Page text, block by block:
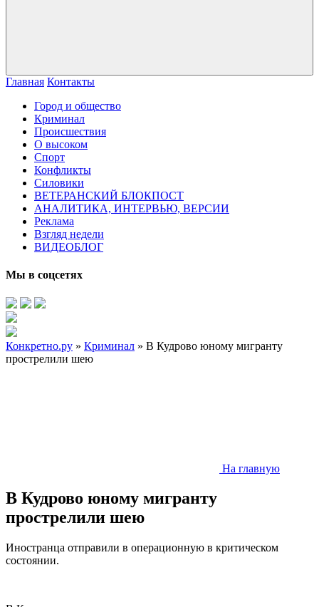
Главная Контакты
Город и общество
Криминал
Происшествия
О высоком
Спорт
Конфликты
Силовики
ВЕТЕРАНСКИЙ БЛОКПОСТ
АНАЛИТИКА, ИНТЕРВЬЮ, ВЕРСИИ
Реклама
Взгляд недели
ВИДЕОБЛОГ
Мы в соцсетях
Конкретно.ру » Криминал » В Кудрово юному мигранту
прострелили шею
На главную
В Кудрово юному мигранту
прострелили шею
Иностранца отправили в операционную в критическом
состоянии.